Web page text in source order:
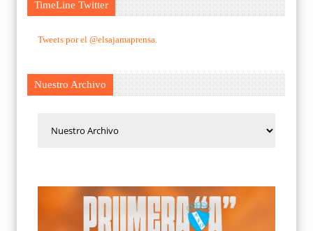
TimeLine Twitter
Tweets por el @elsajamaprensa.
Nuestro Archivo